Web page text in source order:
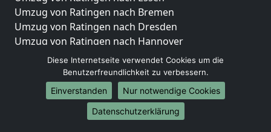
Umzug von Ratingen nach Bremen
Umzug von Ratingen nach Dresden
Umzug von Ratingen nach Hannover
Umzug von Ratingen nach Nürnberg
Umzug von Ratingen nach Duisburg
Umzug von Ratingen nach Bochum
Umzug von Ratingen nach Wuppertal
Umzug von Ratingen nach Bielefeld
Diese Internetseite verwendet Cookies um die
Benutzerfreundlichkeit zu verbessern.
Einverstanden
Nur notwendige Cookies
Datenschutzerklärung